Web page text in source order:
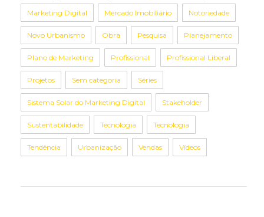
Marketing Digital Mercado Imobiliário Notoriedade
Novo Urbanismo Obra Pesquisa Planejamento
Plano de Marketing Profissional Profissional Liberal
Projetos Sem categoria Séries
Sistema Solar do Marketing Digital Stakeholder
Sustentabilidade Tecnologia Tecnologia
Tendência Urbanização Vendas Vídeos